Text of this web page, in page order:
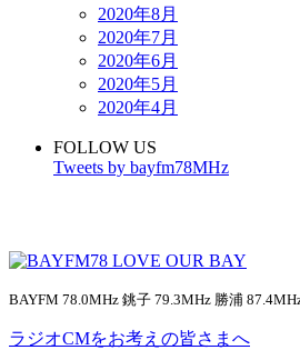
2020年8月
2020年7月
2020年6月
2020年5月
2020年4月
FOLLOW US
Tweets by bayfm78MHz
BAYFM 78.0MHz 銚子 79.3MHz 勝浦
ラジオCMをお考えの皆さまへ